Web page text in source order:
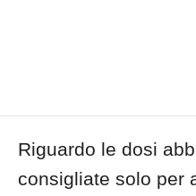
Riguardo le dosi
consigliate solo per